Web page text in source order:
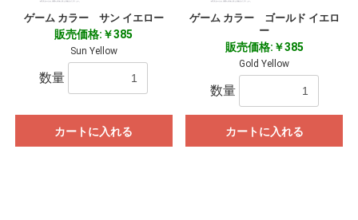
ゲーム カラー サン イエロー
販売価格:￥385
Sun Yellow
数量
カートに入れる
ゲーム カラー ゴールド イエロ
ー
販売価格:￥385
Gold Yellow
数量
カートに入れる